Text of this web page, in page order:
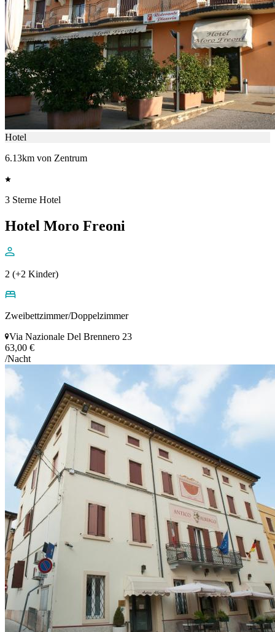
Hotel
6.13km von Zentrum
3 Sterne Hotel
Hotel Moro Freoni
2 (+2 Kinder)
Zweibettzimmer/Doppelzimmer
Via Nazionale Del Brennero 23
63,00 €
/Nacht